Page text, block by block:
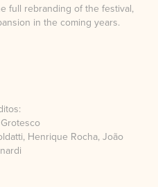
full rebranding of the festival,
in the coming years.
Henrique Rocha, João